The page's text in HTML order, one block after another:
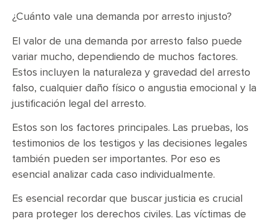
¿Cuánto vale una demanda por arresto injusto?
El valor de una demanda por arresto falso puede
variar mucho, dependiendo de muchos factores.
Estos incluyen la naturaleza y gravedad del arresto
falso, cualquier daño físico o angustia emocional y la
justificación legal del arresto.
Estos son los factores principales. Las pruebas, los
testimonios de los testigos y las decisiones legales
también pueden ser importantes. Por eso es
esencial analizar cada caso individualmente.
Es esencial recordar que buscar justicia es crucial
para proteger los derechos civiles. Las víctimas de